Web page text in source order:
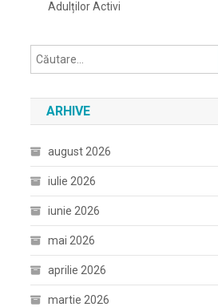
Adulților Activi
ARHIVE
august 2026
iulie 2026
iunie 2026
mai 2026
aprilie 2026
martie 2026